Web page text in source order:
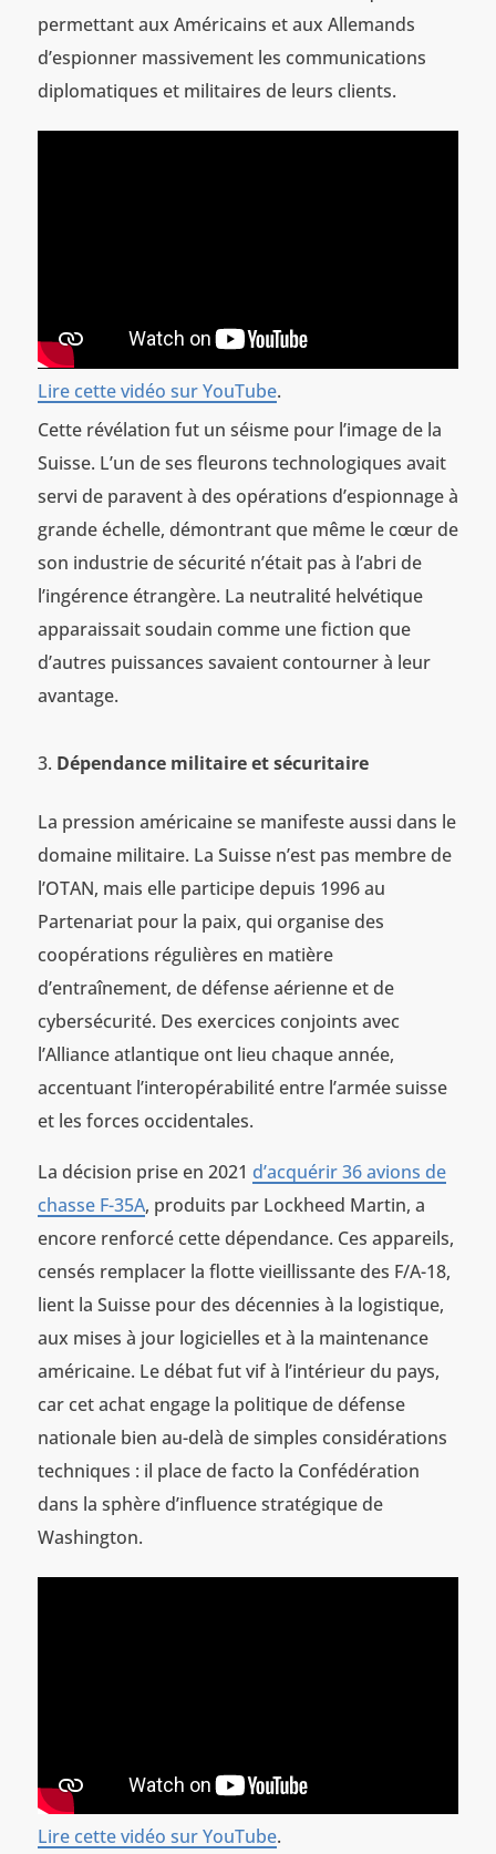
permettant aux Américains et aux Allemands
d’espionner massivement les communications
diplomatiques et militaires de leurs clients.
Lire cette vidéo sur YouTube.
Cette révélation fut un séisme pour l’image de la
Suisse. L’un de ses fleurons technologiques avait
servi de paravent à des opérations d’espionnage à
grande échelle, démontrant que même le cœur de
son industrie de sécurité n’était pas à l’abri de
l’ingérence étrangère. La neutralité helvétique
apparaissait soudain comme une fiction que
d’autres puissances savaient contourner à leur
avantage.
Dépendance militaire et sécuritaire
La pression américaine se manifeste aussi dans le
domaine militaire. La Suisse n’est pas membre de
l’OTAN, mais elle participe depuis 1996 au
Partenariat pour la paix, qui organise des
coopérations régulières en matière
d’entraînement, de défense aérienne et de
cybersécurité. Des exercices conjoints avec
l’Alliance atlantique ont lieu chaque année,
accentuant l’interopérabilité entre l’armée suisse
et les forces occidentales.
La décision prise en 2021 d’acquérir 36 avions de
chasse F-35A, produits par Lockheed Martin, a
encore renforcé cette dépendance. Ces appareils,
censés remplacer la flotte vieillissante des F/A-18,
lient la Suisse pour des décennies à la logistique,
aux mises à jour logicielles et à la maintenance
américaine. Le débat fut vif à l’intérieur du pays,
car cet achat engage la politique de défense
nationale bien au-delà de simples considérations
techniques : il place de facto la Confédération
dans la sphère d’influence stratégique de
Washington.
Lire cette vidéo sur YouTube.